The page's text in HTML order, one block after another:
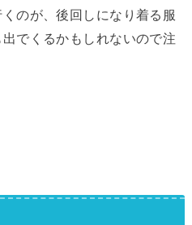
のが、後回しになり着る服
でくるかもしれないので注